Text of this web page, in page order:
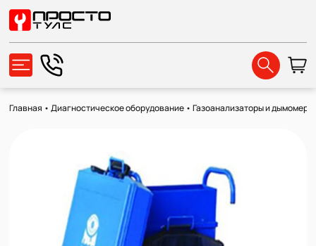
Главная •Диагностическое оборудование •Газоанализаторы и дымомеры